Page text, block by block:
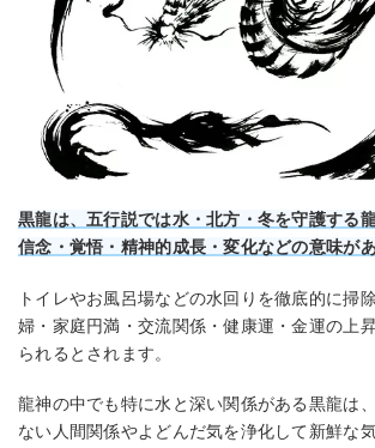
黒龍は、五行説では水・北方・冬を守護する
信念・覚悟・精神的成長・変化などの意味があ
トイレやお風呂場などの水回りを徹底的に掃
婦・家庭円満・交流関係・健康運・金運の上
られるとされます。
龍神の中でも特に水と深い関係がある黒龍は
ない人間関係やよどんだ気を浄化して新鮮な